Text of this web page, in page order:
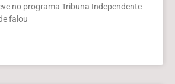
no programa Tribuna Independente
falou